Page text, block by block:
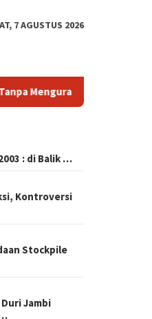
7 AGUSTUS 2026
Dompet
Temukan Smartphone
Bergaransi Tinggi dengan
: di Balik …
Kontroversi
Stockpile
Jambi